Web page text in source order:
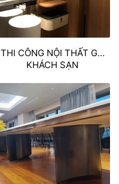
THI CÔNG NỘI THẤT GỖ
KHÁCH SẠN